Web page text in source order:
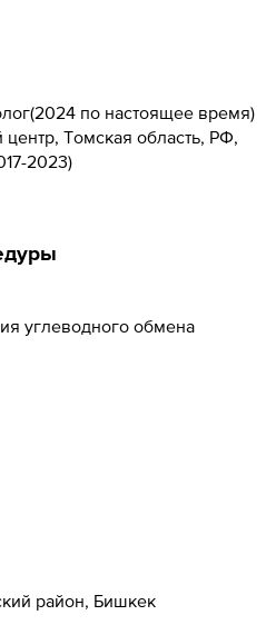
(2024 по настоящее время)
Томская область, РФ,
2023)
углеводного обмена
район, Бишкек